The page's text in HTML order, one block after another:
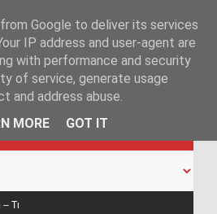
Google to deliver its services
IP address and user-agent are
with performance and security
of service, generate usage
and address abuse.
MORE
GOT IT